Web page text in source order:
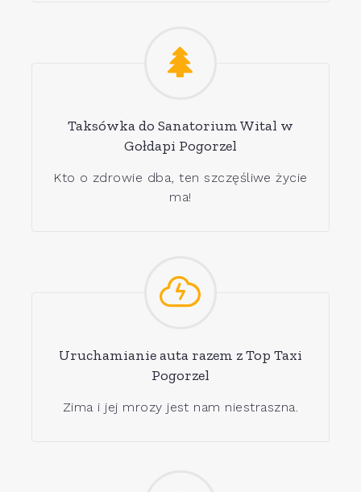
Taksówka do Sanatorium Wital w
Gołdapi Pogorzel
Kto o zdrowie dba, ten szczęśliwe życie
ma!
Uruchamianie auta razem z Top Taxi
Pogorzel
Zima i jej mrozy jest nam niestraszna.